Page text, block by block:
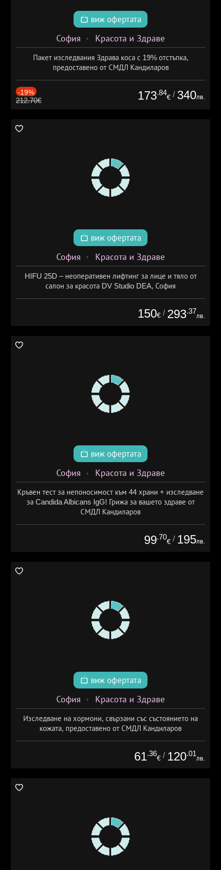
виж офертата
София Красота и Здраве
Пакет изследвания Здрава коса с 19% отстъпка,
предоставено от СМДЛ Кандиларов
-19%
212.70€ 173.84
€ / 340лв.
виж офертата
София Красота и Здраве
HIFU 25D – неоперативен лифтинг за лице и тяло от
салон за красота DV Studio DEA, София
150€ / 293.37
лв.
виж офертата
София Красота и Здраве
Кръвен тест за непоносимост към 44 храни + изследване
за Candida Albicans IgG! Грижа за вашето здраве от
СМДЛ Кандиларов
99.70
€ / 195лв.
виж офертата
София Красота и Здраве
Изследване на хормони, свързани със състоянието на
кожата, предоставено от СМДЛ Кандиларов
61.36
€ / 120.01
лв.